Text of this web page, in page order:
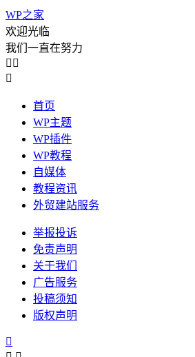
WP之家
欢迎光临
我们一直在努力
 

首页
WP主题
WP插件
WP教程
自媒体
教程资讯
外贸建站服务
举报投诉
免责声明
关于我们
广告服务
投稿须知
版权声明
